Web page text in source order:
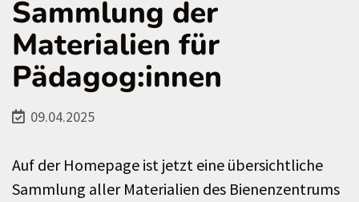
Sammlung der
Materialien für
Pädagog:innen
09.04.2025
Auf der Homepage ist jetzt eine übersichtliche
Sammlung aller Materialien des Bienenzentrums